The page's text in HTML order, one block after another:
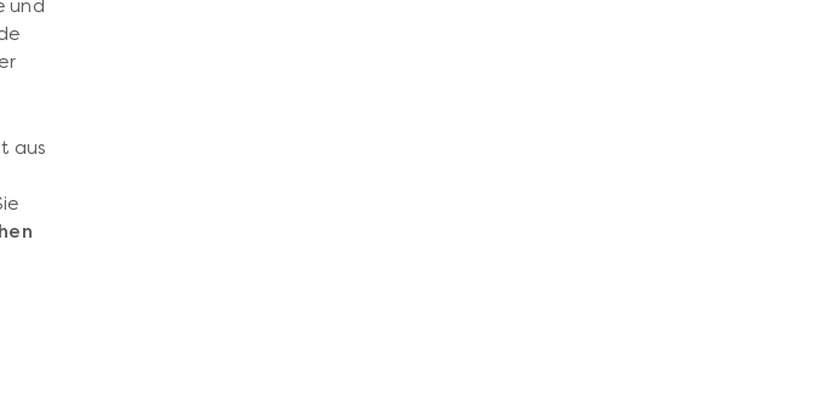
und
aus